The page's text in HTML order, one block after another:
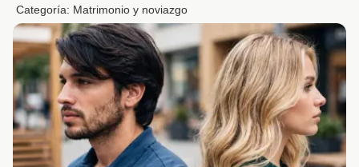
Categoría: Matrimonio y noviazgo